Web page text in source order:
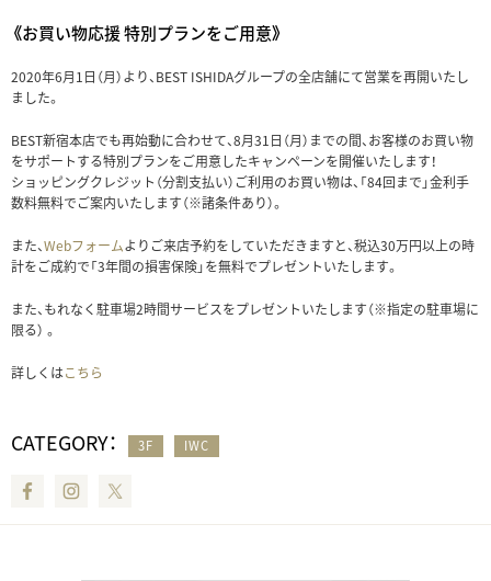
《お買い物応援 特別プランをご用意》
2020年6月1日（月）より、BEST ISHIDAグループの全店舗にて営業を再開いたし
ました。
BEST新宿本店でも再始動に合わせて、8月31日（月）までの間、お客様のお買い物
をサポートする特別プランをご用意したキャンペーンを開催いたします！
ショッピングクレジット（分割支払い）ご利用のお買い物は、「84回まで」金利手
数料無料でご案内いたします（※諸条件あり）。
また、Webフォームよりご来店予約をしていただきますと、税込30万円以上の時
計をご成約で「3年間の損害保険」を無料でプレゼントいたします。
また、もれなく駐車場2時間サービスをプレゼントいたします（※指定の駐車場に
限る） 。
詳しくはこちら
CATEGORY： 3F IWC
FacebookInstagram